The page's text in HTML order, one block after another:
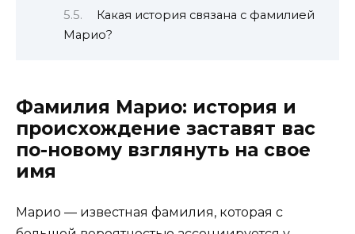
Какая история связана с фамилией
Марио?
Фамилия Марио: история и
происхождение заставят вас
по-новому взглянуть на свое
имя
Марио — известная фамилия, которая с